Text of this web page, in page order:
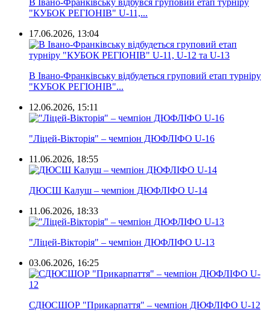
В Івано-Франківську відбувся груповий етап турніру
"КУБОК РЕГІОНІВ" U-11,...
17.06.2026, 13:04
В Івано-Франківську відбудеться груповий етап турніру
"КУБОК РЕГІОНІВ"...
12.06.2026, 15:11
"Ліцей-Вікторія" – чемпіон ДЮФЛІФО U-16
11.06.2026, 18:55
ДЮСШ Калуш – чемпіон ДЮФЛІФО U-14
11.06.2026, 18:33
"Ліцей-Вікторія" – чемпіон ДЮФЛІФО U-13
03.06.2026, 16:25
СДЮСШОР "Прикарпаття" – чемпіон ДЮФЛІФО U-12